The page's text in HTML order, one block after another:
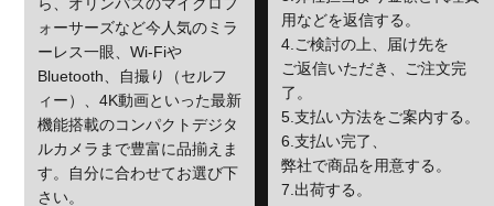
ォーサーズなど今人気のミラ
ーレス一眼、Wi-Fiや
Bluetooth、自撮り（セルフ
ィー）、4K動画といった最新
機能搭載のコンパクトデジタ
ルカメラまで豊富に品揃えま
す。自分に合わせてお選び下
さい。
用などを返信する。
4.ご検討の上、届け先を
ご返信いただき、ご注文完
了。
5.支払い方法をご案内する。
6.支払い完了、
弊社で商品を用意する。
7.出荷する。